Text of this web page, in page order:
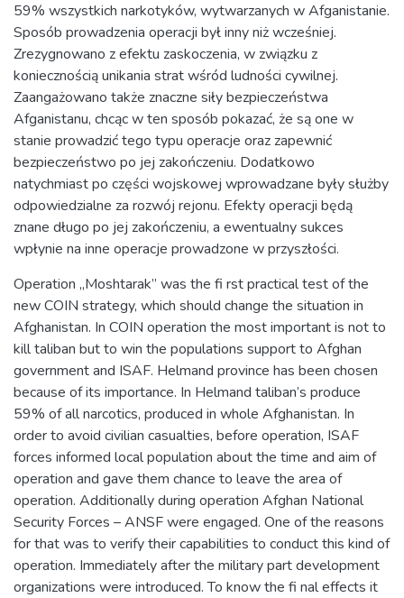
59% wszystkich narkotyków, wytwarzanych w Afganistanie.
Sposób prowadzenia operacji był inny niż wcześniej.
Zrezygnowano z efektu zaskoczenia, w związku z
koniecznością unikania strat wśród ludności cywilnej.
Zaangażowano także znaczne siły bezpieczeństwa
Afganistanu, chcąc w ten sposób pokazać, że są one w
stanie prowadzić tego typu operacje oraz zapewnić
bezpieczeństwo po jej zakończeniu. Dodatkowo
natychmiast po części wojskowej wprowadzane były służby
odpowiedzialne za rozwój rejonu. Efekty operacji będą
znane długo po jej zakończeniu, a ewentualny sukces
wpłynie na inne operacje prowadzone w przyszłości.
Operation „Moshtarak” was the fi rst practical test of the
new COIN strategy, which should change the situation in
Afghanistan. In COIN operation the most important is not to
kill taliban but to win the populations support to Afghan
government and ISAF. Helmand province has been chosen
because of its importance. In Helmand taliban’s produce
59% of all narcotics, produced in whole Afghanistan. In
order to avoid civilian casualties, before operation, ISAF
forces informed local population about the time and aim of
operation and gave them chance to leave the area of
operation. Additionally during operation Afghan National
Security Forces – ANSF were engaged. One of the reasons
for that was to verify their capabilities to conduct this kind of
operation. Immediately after the military part development
organizations were introduced. To know the fi nal effects it